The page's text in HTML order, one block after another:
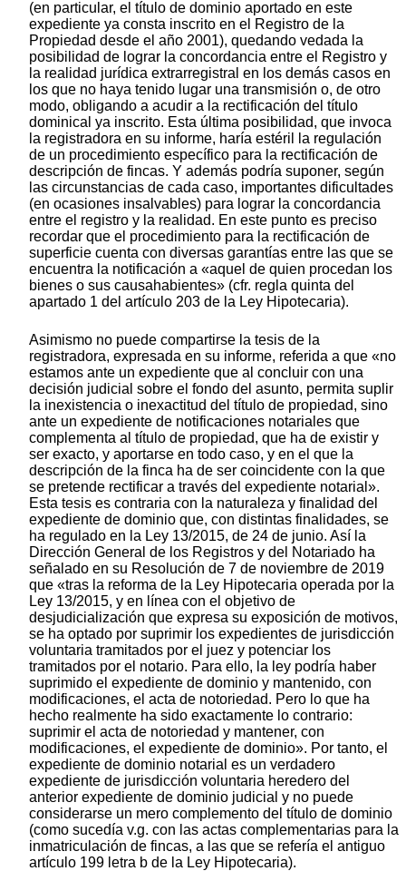
(en particular, el título de dominio aportado en este
expediente ya consta inscrito en el Registro de la
Propiedad desde el año 2001), quedando vedada la
posibilidad de lograr la concordancia entre el Registro y
la realidad jurídica extrarregistral en los demás casos en
los que no haya tenido lugar una transmisión o, de otro
modo, obligando a acudir a la rectificación del título
dominical ya inscrito. Esta última posibilidad, que invoca
la registradora en su informe, haría estéril la regulación
de un procedimiento específico para la rectificación de
descripción de fincas. Y además podría suponer, según
las circunstancias de cada caso, importantes dificultades
(en ocasiones insalvables) para lograr la concordancia
entre el registro y la realidad. En este punto es preciso
recordar que el procedimiento para la rectificación de
superficie cuenta con diversas garantías entre las que se
encuentra la notificación a «aquel de quien procedan los
bienes o sus causahabientes» (cfr. regla quinta del
apartado 1 del artículo 203 de la Ley Hipotecaria).
Asimismo no puede compartirse la tesis de la
registradora, expresada en su informe, referida a que «no
estamos ante un expediente que al concluir con una
decisión judicial sobre el fondo del asunto, permita suplir
la inexistencia o inexactitud del título de propiedad, sino
ante un expediente de notificaciones notariales que
complementa al título de propiedad, que ha de existir y
ser exacto, y aportarse en todo caso, y en el que la
descripción de la finca ha de ser coincidente con la que
se pretende rectificar a través del expediente notarial».
Esta tesis es contraria con la naturaleza y finalidad del
expediente de dominio que, con distintas finalidades, se
ha regulado en la Ley 13/2015, de 24 de junio. Así la
Dirección General de los Registros y del Notariado ha
señalado en su Resolución de 7 de noviembre de 2019
que «tras la reforma de la Ley Hipotecaria operada por la
Ley 13/2015, y en línea con el objetivo de
desjudicialización que expresa su exposición de motivos,
se ha optado por suprimir los expedientes de jurisdicción
voluntaria tramitados por el juez y potenciar los
tramitados por el notario. Para ello, la ley podría haber
suprimido el expediente de dominio y mantenido, con
modificaciones, el acta de notoriedad. Pero lo que ha
hecho realmente ha sido exactamente lo contrario:
suprimir el acta de notoriedad y mantener, con
modificaciones, el expediente de dominio». Por tanto, el
expediente de dominio notarial es un verdadero
expediente de jurisdicción voluntaria heredero del
anterior expediente de dominio judicial y no puede
considerarse un mero complemento del título de dominio
(como sucedía v.g. con las actas complementarias para la
inmatriculación de fincas, a las que se refería el antiguo
artículo 199 letra b de la Ley Hipotecaria).